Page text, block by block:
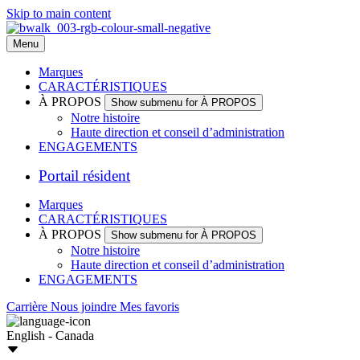
Skip to main content
Menu
Marques
CARACTÉRISTIQUES
À PROPOS
Show submenu for À PROPOS
Notre histoire
Haute direction et conseil d’administration
ENGAGEMENTS
Portail résident
Marques
CARACTÉRISTIQUES
À PROPOS
Show submenu for À PROPOS
Notre histoire
Haute direction et conseil d’administration
ENGAGEMENTS
Carrière Nous joindre Mes favoris
English - Canada